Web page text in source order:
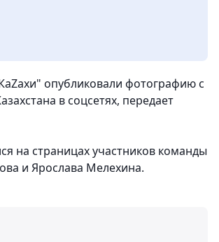
опубликовали фотографию с
в соцсетях, передает
на страницах участников команды
и Ярослава Мелехина.